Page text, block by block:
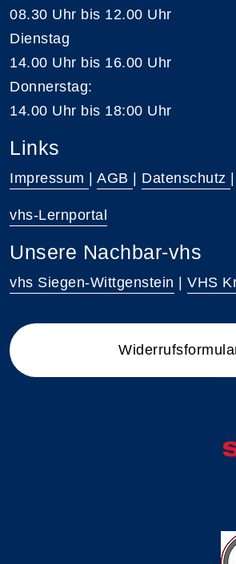
08.30 Uhr bis 12.00 Uhr
Dienstag
14.00 Uhr bis 16.00 Uhr
Donnerstag:
14.00 Uhr bis 18:00 Uhr
Links
Impressum | AGB | Datenschutz |
vhs-Lernportal
Unsere Nachbar-vhs
vhs Siegen-Wittgenstein | VHS